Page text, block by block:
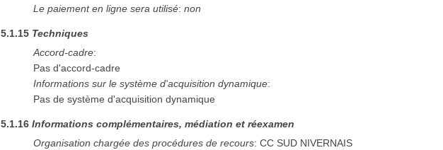
Le paiement en ligne sera utilisé:non
5.1.15 Techniques
Accord-cadre:
Pas d'accord-cadre
Informations sur le système d'acquisition dynamique:
Pas de système d'acquisition dynamique
5.1.16Informations complémentaires, médiation et réexamen
Organisation chargée des procédures de recours:CC SUD NIVERNAIS